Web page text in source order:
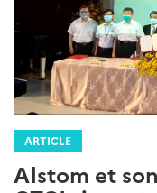
ARTICLE
Alstom et